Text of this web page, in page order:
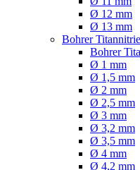
Ø 12 mm
Ø 13 mm
Bohrer
Bohrer
Ø 1 mm
Ø 1,5 mm
Ø 2 mm
Ø 2,5 mm
Ø 3 mm
Ø 3,2 mm
Ø 3,5 mm
Ø 4 mm
Ø 4,2 mm